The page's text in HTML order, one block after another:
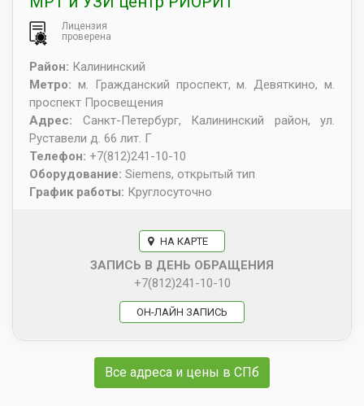
Лицензия
проверена
Район: Калининский
Метро: м. Гражданский проспект, м. Девяткино, м.
проспект Просвещения
Адрес: Санкт-Петербург, Калининский район, ул.
Руставели д. 66 лит. Г
Телефон: +7(812)241-10-10
Оборудование: Siemens, открытый тип
График работы: Круглосуточно
НА КАРТЕ
ЗАПИСЬ В ДЕНЬ ОБРАЩЕНИЯ
+7(812)241-10-10
ОН-ЛАЙН ЗАПИСЬ
Все адреса и цены в СПб